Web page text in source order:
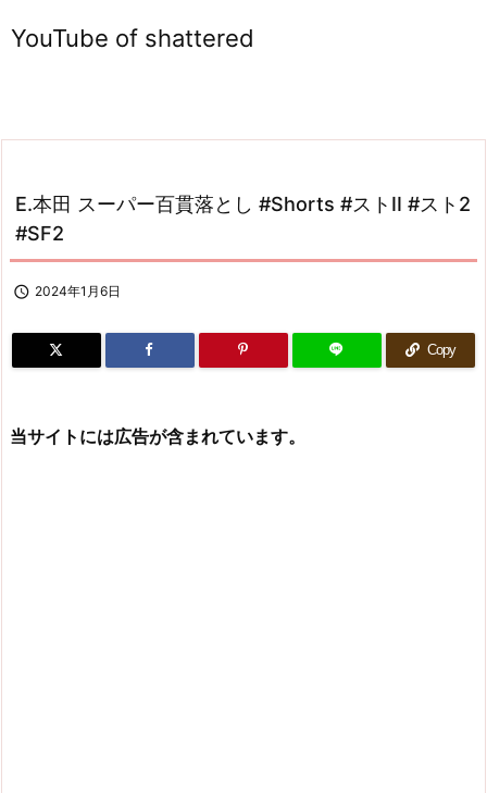
YouTube of shattered
E.本田 スーパー百貫落とし #Shorts #ストII #スト2
#SF2
 2024年1月6日
Copy
当サイトには広告が含まれています。